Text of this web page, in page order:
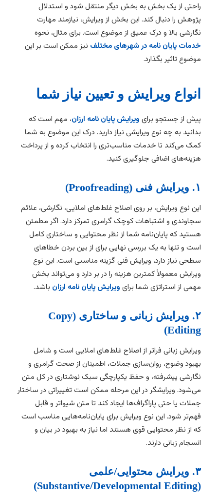
راحتی از یک بخش به بخش دیگر منتقل شود و استدلال
پژوهش را دنبال کند. این بخش از ویرایش، نیازمند مهارت
نگارشی بالا و درک عمیق از موضوع است. برای مثال، نحوه
خدمات پایان نامه در شهرهای مختلف نیز ممکن است بر این
موضوع تاثیر بگذارد.
انواع ویرایش و تعیین نیاز شما
پیش از جستجو برای ویرایش پایان نامه ارزان، مهم است که
بدانید به چه نوع ویرایشی نیاز دارید. درک این موضوع به شما
کمک می‌کند تا خدمات مناسب‌تری را انتخاب کرده و از پرداخت
هزینه‌های اضافی جلوگیری کنید.
۱. ویرایش فنی (Proofreading)
این نوع ویرایش، بر روی اصلاح غلط‌های املایی، نگارشی، علائم
سجاوندی و اشتباهات کوچک گرامری تمرکز دارد. اگر مطمئن
هستید که پایان‌نامه شما از نظر محتوایی و ساختاری کامل
است و تنها به یک بررسی نهایی برای از بین بردن خطاهای
سطحی نیاز دارد، ویرایش فنی گزینه مناسبی است. این نوع
ویرایش معمولاً کمترین هزینه را در بر دارد و می‌تواند بخش
مهمی از استراتژی شما برای ویرایش پایان نامه ارزان باشد.
۲. ویرایش زبانی و ساختاری (Copy
Editing)
ویرایش زبانی فراتر از اصلاح غلط‌های املایی است و شامل
بهبود وضوح، روان‌سازی جملات، اطمینان از صحت گرامری و
نگارشی پیشرفته، و حفظ یکپارچگی سبک نوشتاری در کل متن
می‌شود. ویرایشگر در این مرحله ممکن است تغییراتی در ساختار
جملات یا حتی پاراگراف‌ها ایجاد کند تا متن شیواتر و قابل
فهم‌تر شود. این نوع ویرایش برای پایان‌نامه‌هایی مناسب است
که از نظر محتوایی قوی هستند اما نیاز به بهبود در بیان و
انسجام زبانی دارند.
۳. ویرایش محتوایی/علمی
(Substantive/Developmental Editing)